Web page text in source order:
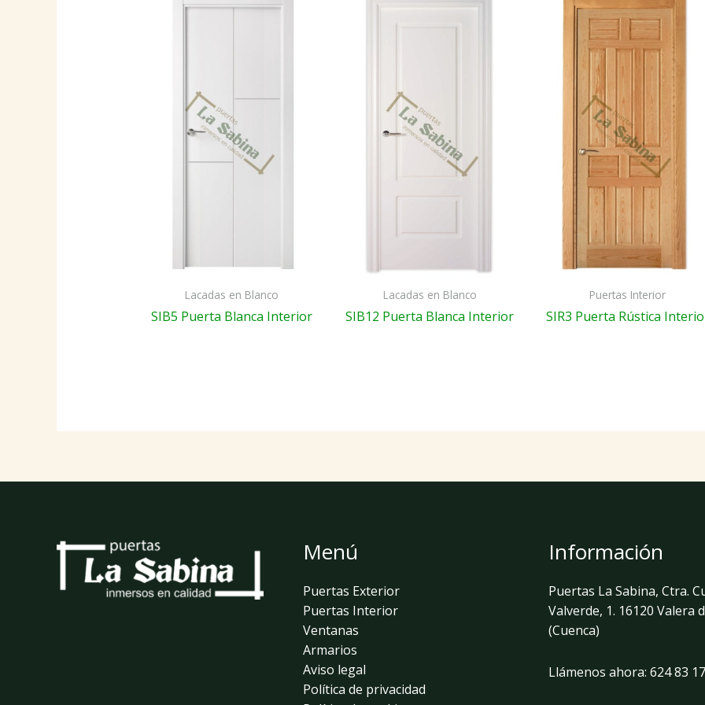
Lacadas en Blanco
SIB5 Puerta Blanca Interior
Lacadas en Blanco
SIB12 Puerta Blanca Interior
Puertas Interior
SIR3 Puerta Rústica
Menú
Puertas Exterior
Puertas Interior
Ventanas
Armarios
Aviso legal
Política de privacidad
Información
Puertas La Sabina, Ctra.
Valverde, 1. 16120 Valera
(Cuenca)
Llámenos ahora: 624 83